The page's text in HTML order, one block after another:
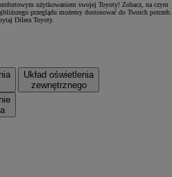
użytkowaniem swojej Toyoty! Zobacz, na czym
przeglądu możemy dostosować do Twoich potrzeb.
Dilera Toyoty.
Układ oświetlenia
zewnętrznego